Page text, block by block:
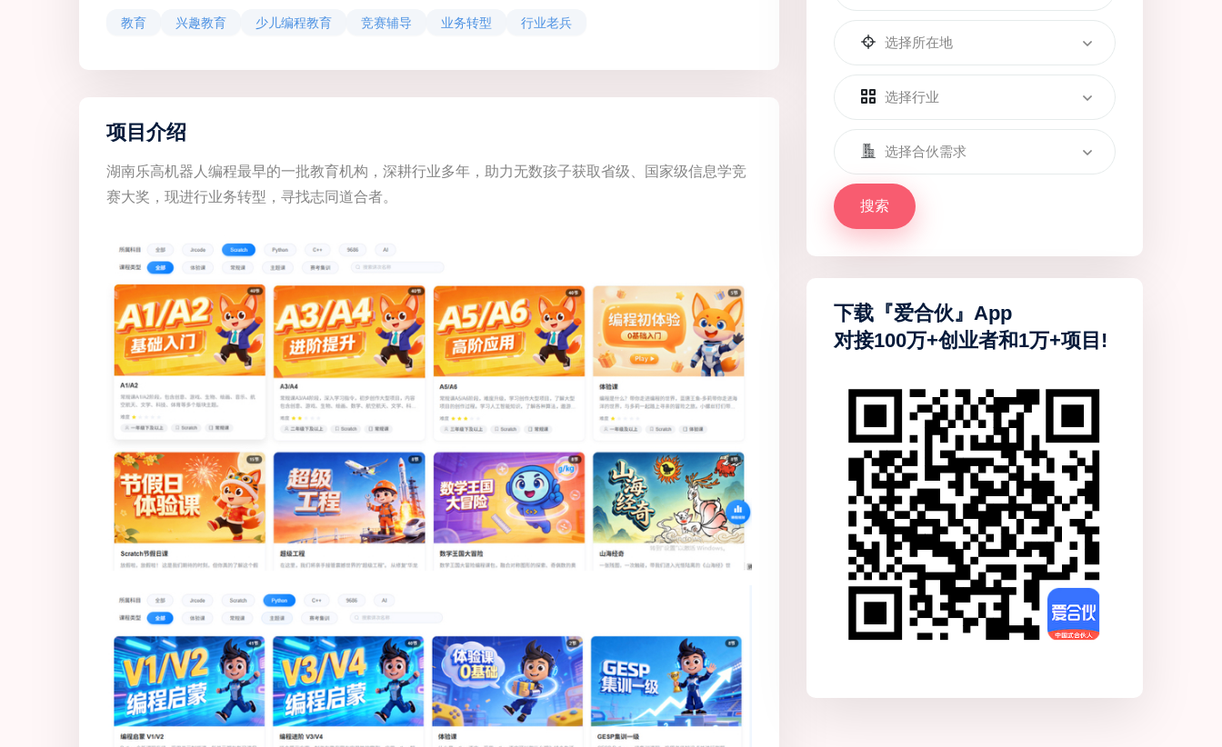
教育 兴趣教育 少儿编程教育 竞赛辅导 业务转型 行业老兵
项目介绍
湖南乐高机器人编程最早的一批教育机构，深耕行业多年，助力无数孩子获取省级、国家级信息学竞
赛大奖，现进行业务转型，寻找志同道合者。
选择所在地
选择行业
选择合伙需求
搜索
下载『爱合伙』App
对接100万+创业者和1万+项目!